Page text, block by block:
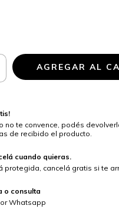
no te convence, podés
de recibido el producto.
cuando quieras.
protegida, cancelá gratis si te
o consulta
Whatsapp